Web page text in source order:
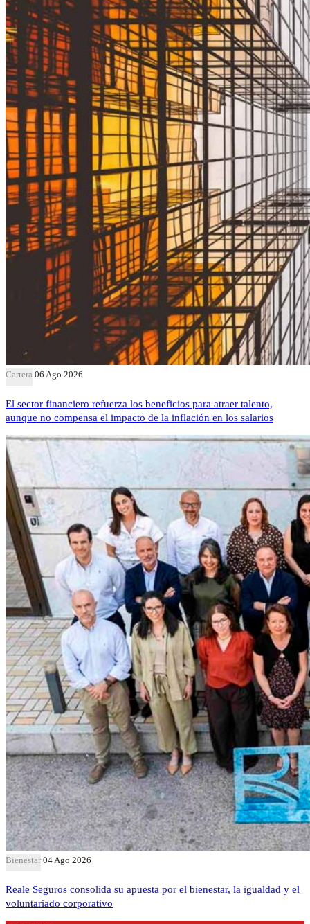
Carrera 06 Ago 2026
El sector financiero refuerza los beneficios para atraer talento,
aunque no compensa el impacto de la inflación en los salarios
Bienestar 04 Ago 2026
Reale Seguros consolida su apuesta por el bienestar, la igualdad y el
voluntariado corporativo